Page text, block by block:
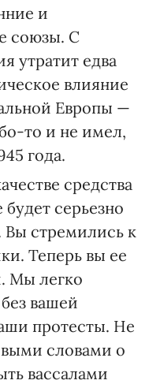
и
союзы. С
утратит едва
влияние
Европы —
то и не имел,
года.
средства
серьезно
Вы стремились к
Теперь вы ее
Мы легко
вашей
протесты. Не
словами о
вассалами